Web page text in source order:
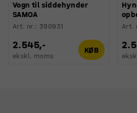
Vogn til siddehynder
SAMOA
Art. nr.: 390931
2.545,-
ekskl. moms
KØB
Art.